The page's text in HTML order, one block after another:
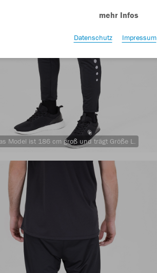
Model ist 186 cm groß und trägt Größe L.
mehr Infos
Datenschutz Impressum